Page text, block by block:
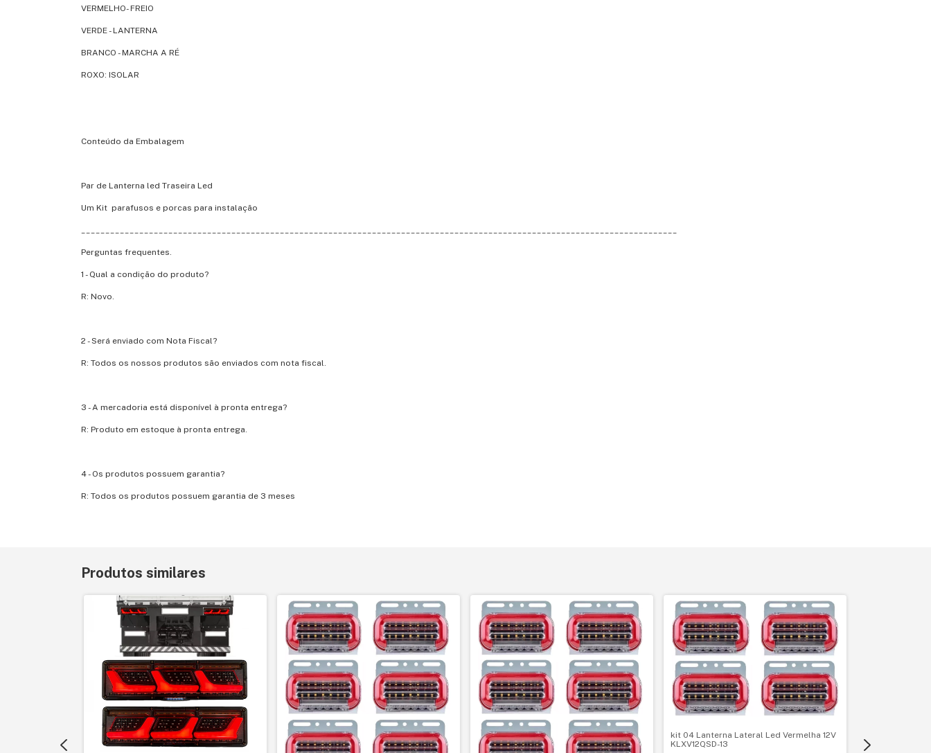
VERMELHO- FREIO
VERDE - LANTERNA
BRANCO - MARCHA A RÉ
ROXO: ISOLAR
Conteúdo da Embalagem
Par de Lanterna led Traseira Led
Um Kit parafusos e porcas para instalação
Perguntas frequentes.
1 - Qual a condição do produto?
R: Novo.
2 - Será enviado com Nota Fiscal?
R: Todos os nossos produtos são enviados com nota fiscal.
3 - A mercadoria está disponível à pronta entrega?
R: Produto em estoque à pronta entrega.
4 - Os produtos possuem garantia?
R: Todos os produtos possuem garantia de 3 meses
Produtos similares
kit 04 Lanterna Lateral Led Vermelha 12V
KLXV12QSD-13
kit 04 Lanterna